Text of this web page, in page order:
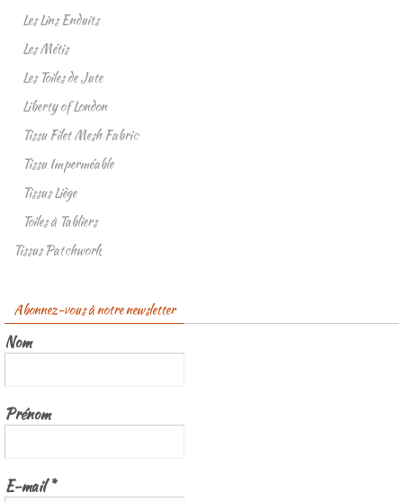
Les Lins Enduits
Les Métis
Les Toiles de Jute
Liberty of London
Tissu Filet Mesh Fabric
Tissu Imperméable
Tissus Liège
Toiles à Tabliers
Tissus Patchwork
Abonnez-vous à notre newsletter
Nom
Prénom
E-mail*